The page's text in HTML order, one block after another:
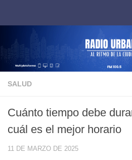
SALUD
Cuánto tiempo debe
cuál es el mejor horario
11 DE MARZO DE 2025